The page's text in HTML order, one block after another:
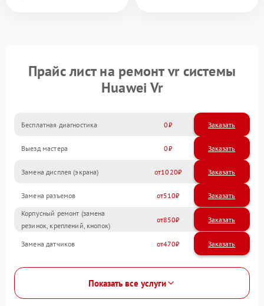
Прайс лист на ремонт vr системы
Huawei Vr
Бесплатная диагностика 0 Заказать
Выезд мастера 0 Заказать
Замена дисплея (экрана) 1020
Замена разъемов 510
Корпусный ремонт (замена
резинок, креплений, кнопок)
850
Замена датчиков 470
Показать все услуги